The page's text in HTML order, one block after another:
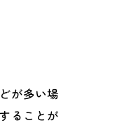
が多い場
ることが